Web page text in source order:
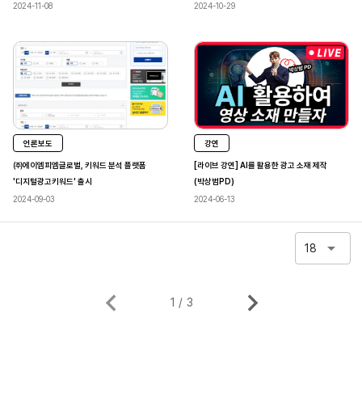
2024-11-08
2024-10-29
언론보도
㈜에이엠피엠글로벌, 키워드 분석 플랫폼
'디지털광고키워드' 출시
2024-09-03
강연
[라이브 강연] AI를 활용한 광고 소재 제작
(박상범PD)
2024-06-13
18